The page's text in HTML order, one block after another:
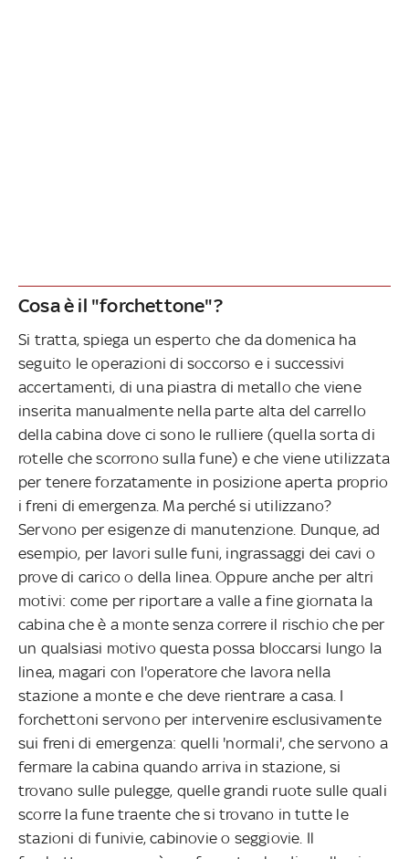
Cosa è il "forchettone"?
Si tratta, spiega un esperto che da domenica ha
seguito le operazioni di soccorso e i successivi
accertamenti, di una piastra di metallo che viene
inserita manualmente nella parte alta del carrello
della cabina dove ci sono le rulliere (quella sorta di
rotelle che scorrono sulla fune) e che viene utilizzata
per tenere forzatamente in posizione aperta proprio
i freni di emergenza. Ma perché si utilizzano?
Servono per esigenze di manutenzione. Dunque, ad
esempio, per lavori sulle funi, ingrassaggi dei cavi o
prove di carico o della linea. Oppure anche per altri
motivi: come per riportare a valle a fine giornata la
cabina che è a monte senza correre il rischio che per
un qualsiasi motivo questa possa bloccarsi lungo la
linea, magari con l'operatore che lavora nella
stazione a monte e che deve rientrare a casa. I
forchettoni servono per intervenire esclusivamente
sui freni di emergenza: quelli 'normali', che servono a
fermare la cabina quando arriva in stazione, si
trovano sulle pulegge, quelle grandi ruote sulle quali
scorre la fune traente che si trovano in tutte le
stazioni di funivie, cabinovie o seggiovie. Il